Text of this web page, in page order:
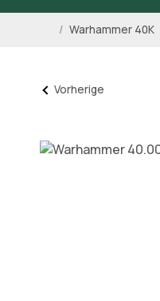
/ Warhammer 40K
Vorherige